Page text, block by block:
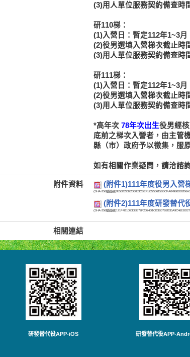
(3)用人單位服務契約備查時
研110梯：
(1)入營日：暫定112年1~3月
(2)役男選填入營梯次截止時
(3)用人單位服務契約備查時
研111梯：
(1)入營日：暫定112年1~3月
(2)役男選填入營梯次截止時
(3)用人單位服務契約備查時
*高年次 78年次出生役男經
底前之梯次入營者，由主管
縣（市）政府予以徵集，服
如有相關作業疑問，請洽諮
附件資料 (附件1)111年度役男入營
(SHA-256驗證碼)
(附件2)111年度研發替代
(SHA-256驗證碼)
相關連結
研發替代役APP-iOS 研發替代役APP-